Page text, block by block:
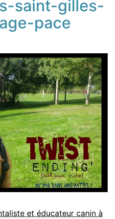
saint-gilles-
pace
et éducateur canin à